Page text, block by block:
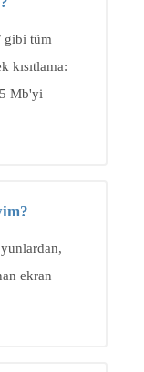
gibi tüm
kısıtlama:
Mb'yi
ekran